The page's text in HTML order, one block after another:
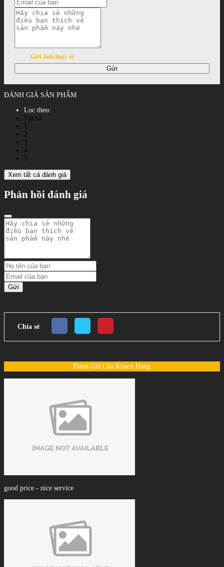
Gửi ảnh thực tế
Gửi
ĐÁNH GIÁ SẢN PHẨM
Lọc theo:
Tất cả
2
3
4
5
Xem tất cả đánh giá
Phản hồi đánh giá
Gửi
Chia sẻ
Đánh Giá Của Khách Hàng
good price - nice service